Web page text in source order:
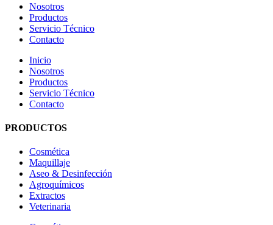
Nosotros
Productos
Servicio Técnico
Contacto
Inicio
Nosotros
Productos
Servicio Técnico
Contacto
PRODUCTOS
Cosmética
Maquillaje
Aseo & Desinfección
Agroquímicos
Extractos
Veterinaria